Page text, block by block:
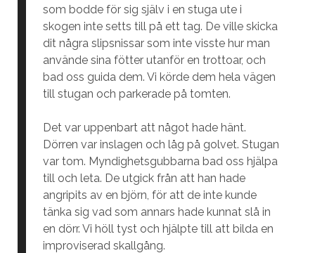
som bodde för sig själv i en stuga ute i
skogen inte setts till på ett tag. De ville skicka
dit några slipsnissar som inte visste hur man
använde sina fötter utanför en trottoar, och
bad oss guida dem. Vi körde dem hela vägen
till stugan och parkerade på tomten.
Det var uppenbart att något hade hänt.
Dörren var inslagen och låg på golvet. Stugan
var tom. Myndighetsgubbarna bad oss hjälpa
till och leta. De utgick från att han hade
angripits av en björn, för att de inte kunde
tänka sig vad som annars hade kunnat slå in
en dörr. Vi höll tyst och hjälpte till att bilda en
improviserad skallgång.